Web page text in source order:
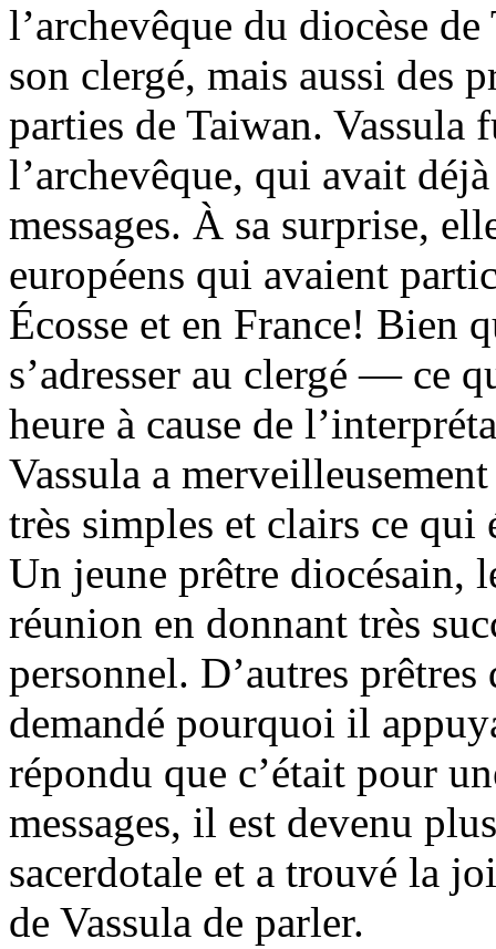
l’archevêque du diocèse
son clergé, mais aussi des
parties de Taiwan. Vassula
l’archevêque, qui avait
messages. À sa surprise,
européens qui avaient
Écosse et en France! Bien
s’adresser au clergé — ce
heure à cause de
Vassula a
très simples et clairs ce
Un jeune prêtre diocésain,
réunion en donnant très
personnel. D’autres
demandé pourquoi il
répondu que c’était pour
messages, il est devenu
sacerdotale et a trouvé la
de Vassula de parler.